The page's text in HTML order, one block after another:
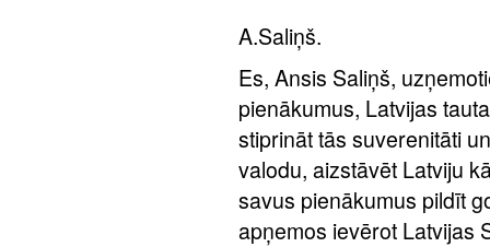
A.Saliņš.
Es, Ansis Saliņš,
pienākumus, Latvijas
stiprināt tās suverenitāti
valodu, aizstāvēt Latviju
savus pienākumus pildīt
apņemos ievērot Latvijas